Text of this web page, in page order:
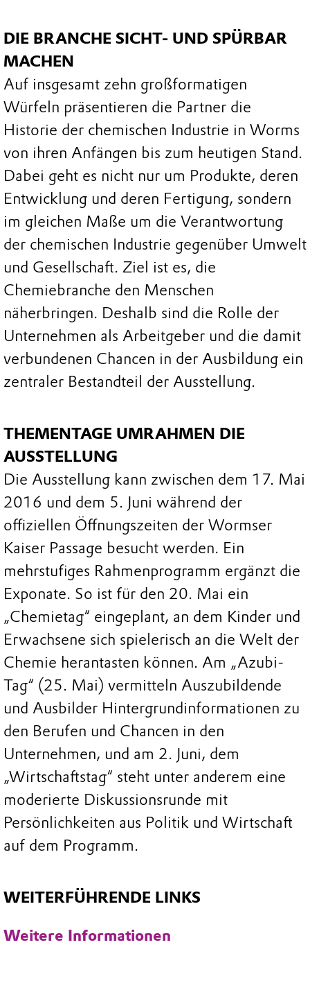
DIE BRANCHE SICHT- UND SPÜRBAR
MACHEN
Auf insgesamt zehn großformatigen
Würfeln präsentieren die Partner die
Historie der chemischen Industrie in Worms
von ihren Anfängen bis zum heutigen Stand.
Dabei geht es nicht nur um Produkte, deren
Entwicklung und deren Fertigung, sondern
im gleichen Maße um die Verantwortung
der chemischen Industrie gegenüber Umwelt
und Gesellschaft. Ziel ist es, die
Chemiebranche den Menschen
näherbringen. Deshalb sind die Rolle der
Unternehmen als Arbeitgeber und die damit
verbundenen Chancen in der Ausbildung ein
zentraler Bestandteil der Ausstellung.
THEMENTAGE UMRAHMEN DIE
AUSSTELLUNG
Die Ausstellung kann zwischen dem 17. Mai
2016 und dem 5. Juni während der
offiziellen Öffnungszeiten der Wormser
Kaiser Passage besucht werden. Ein
mehrstufiges Rahmenprogramm ergänzt die
Exponate. So ist für den 20. Mai ein
„Chemietag“ eingeplant, an dem Kinder und
Erwachsene sich spielerisch an die Welt der
Chemie herantasten können. Am „Azubi-
Tag“ (25. Mai) vermitteln Auszubildende
und Ausbilder Hintergrundinformationen zu
den Berufen und Chancen in den
Unternehmen, und am 2. Juni, dem
„Wirtschaftstag“ steht unter anderem eine
moderierte Diskussionsrunde mit
Persönlichkeiten aus Politik und Wirtschaft
auf dem Programm.
WEITERFÜHRENDE LINKS
Weitere Informationen